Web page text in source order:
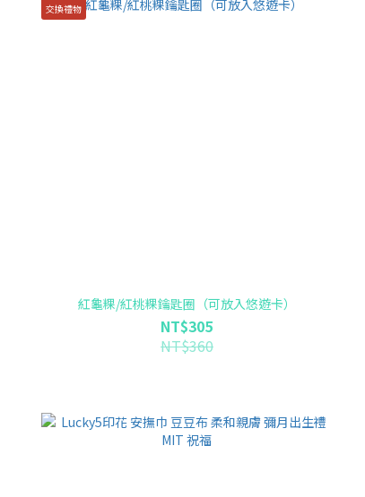
交換禮物
紅龜粿/紅桃粿鑰匙圈（可放入悠遊卡）
NT$305
NT$360